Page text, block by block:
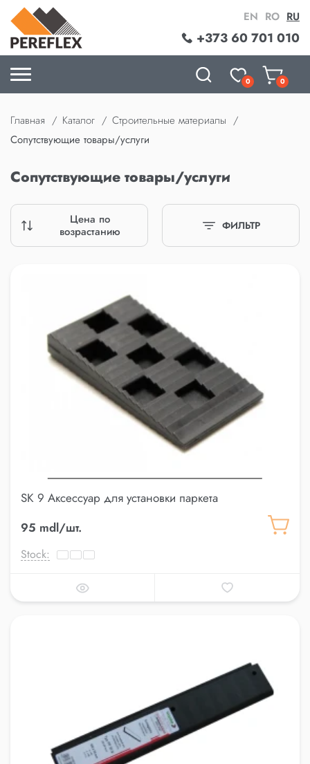
+373 60 701 010
EN RO RU
0 0
Главная Каталог
Строительные материалы
Сопутствующие товары/услуги
Сопутствующие товары/услуги
Цена по
возрастанию
ФИЛЬТР
SK 9 Аксессуар для установки паркета
95 mdl/шт.
Stock: